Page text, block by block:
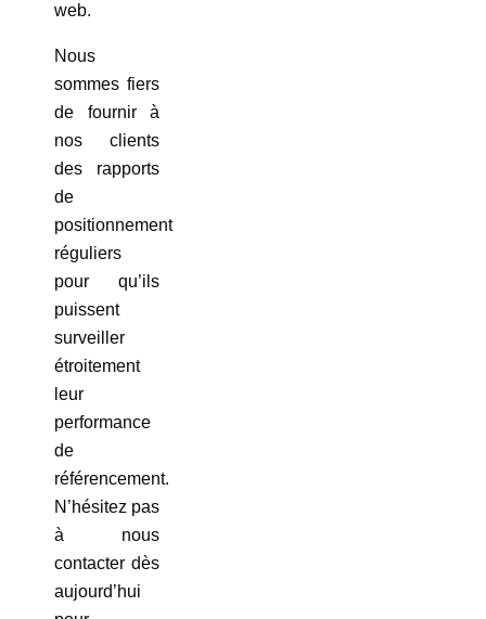
web.
Nous
sommes fiers
de fournir à
nos clients
des rapports
de
positionnement
réguliers
pour qu’ils
puissent
surveiller
étroitement
leur
performance
de
référencement.
N’hésitez pas
à nous
contacter dès
aujourd’hui